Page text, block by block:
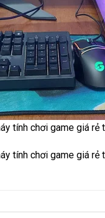
tính chơi game giá rẻ
tính chơi game giá rẻ